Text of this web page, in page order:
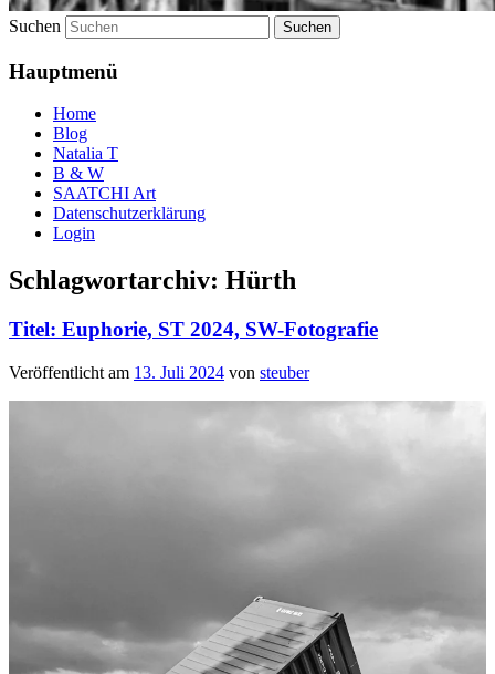
Suchen
Hauptmenü
Home
Blog
Natalia T
B & W
SAATCHI Art
Datenschutzerklärung
Login
Schlagwortarchiv: Hürth
Titel: Euphorie, ST 2024, SW-Fotografie
Veröffentlicht am 13. Juli 2024 von steuber